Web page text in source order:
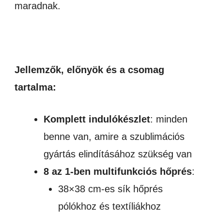
maradnak.
Jellemzők, előnyök és a csomag
tartalma:
Komplett indulókészlet: minden
benne van, amire a szublimációs
gyártás elindításához szükség van
8 az 1-ben multifunkciós hőprés:
38×38 cm-es sík hőprés
pólókhoz és textíliákhoz